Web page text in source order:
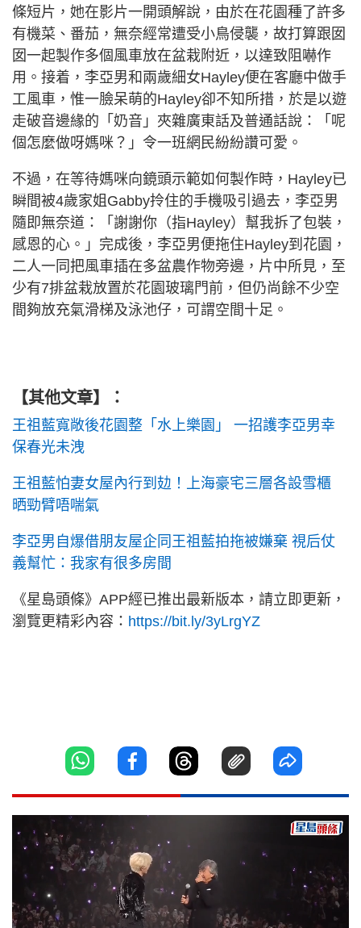
條短片，她在影片一開頭解說，由於在花園種了許多
有機菜、番茄，無奈經常遭受小鳥侵襲，故打算跟囡
囡一起製作多個風車放在盆栽附近，以達致阻嚇作
用。接着，李亞男和兩歲細女Hayley便在客廳中做手
工風車，惟一臉呆萌的Hayley卻不知所措，於是以遊
走破音邊緣的「奶音」夾雜廣東話及普通話說：「呢
個怎麼做呀媽咪？」令一班網民紛紛讚可愛。
不過，在等待媽咪向鏡頭示範如何製作時，Hayley已
瞬間被4歲家姐Gabby拎住的手機吸引過去，李亞男
隨即無奈道：「謝謝你（指Hayley）幫我拆了包裝，
感恩的心。」完成後，李亞男便拖住Hayley到花園，
二人一同把風車插在多盆農作物旁邊，片中所見，至
少有7排盆栽放置於花園玻璃門前，但仍尚餘不少空
間夠放充氣滑梯及泳池仔，可謂空間十足。
【其他文章】：
王祖藍寬敞後花園整「水上樂園」 一招護李亞男幸
保春光未洩
王祖藍怕妻女屋內行到攰！上海豪宅三層各設雪櫃
晒勁臂唔喘氣
李亞男自爆借朋友屋企同王祖藍拍拖被嫌棄 視后仗
義幫忙：我家有很多房間
《星島頭條》APP經已推出最新版本，請立即更新，
瀏覽更精彩內容： https://bit.ly/3yLrgYZ